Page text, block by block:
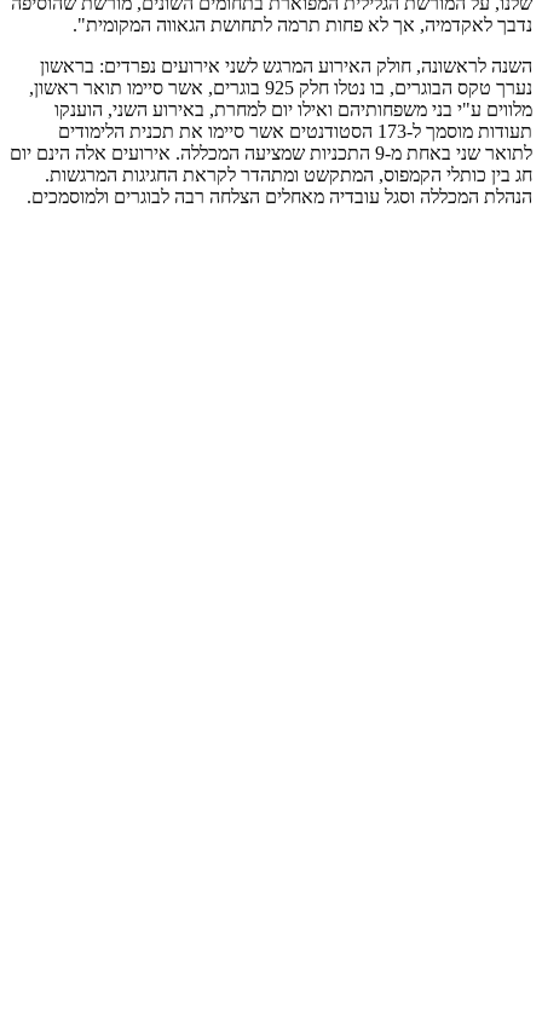
נדבך לאקדמיה, אך לא פחות תרמה לתחושת הגאווה המקומית".
השנה לראשונה, חולק האירוע המרגש לשני אירועים נפרדים: בראשון
נערך טקס הבוגרים, בו נטלו חלק 925 בוגרים, אשר סיימו תואר ראשון,
מלווים ע"י בני משפחותיהם ואילו יום למחרת, באירוע השני, הוענקו
תעודות מוסמך ל-173 הסטודנטים אשר סיימו את תכנית הלימודים
לתואר שני באחת מ-9 התכניות שמציעה המכללה. אירועים אלה הינם יום
חג בין כותלי הקמפוס, המתקשט ומתהדר לקראת החגיגות המרגשות.
הנהלת המכללה וסגל עובדיה מאחלים הצלחה רבה לבוגרים ולמוסמכים.